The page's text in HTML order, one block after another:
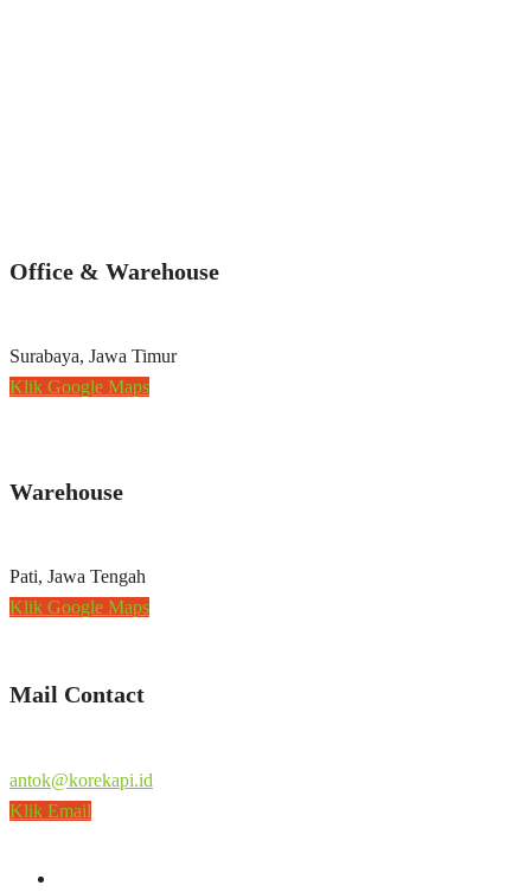
Office & Warehouse
Surabaya, Jawa Timur
Klik Google Maps
Warehouse
Pati, Jawa Tengah
Klik Google Maps
Mail Contact
antok@korekapi.id
Klik Email